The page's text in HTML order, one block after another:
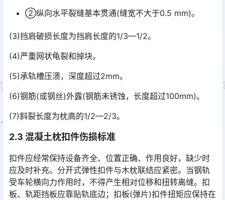
②纵向水平裂缝基本贯通(缝宽不大于0.5 mm)。
(3)挡肩破损长度为挡肩长度的1/3—1/2。
(4)严重网状龟裂和掉块。
(5)承轨槽压溃，深度超过2mm。
(6)钢筋(或钢丝)外露(钢筋未锈蚀，长度超过100mm)。
(7)斜裂长度为枕高的1/2—2/3。
2.3 混凝土枕扣件伤损标准
扣件应经常保持设备齐全、位置正确、作用良好，缺少时
应及时补充。分开式弹性扣件与木枕联结应紧密。当钢轨
受车轮横向力作用时，不得产生相对位移和扭转离缝。扣
板、轨距挡板应靠贴轨底边；扣板(弹片)扣件扭矩应保持在